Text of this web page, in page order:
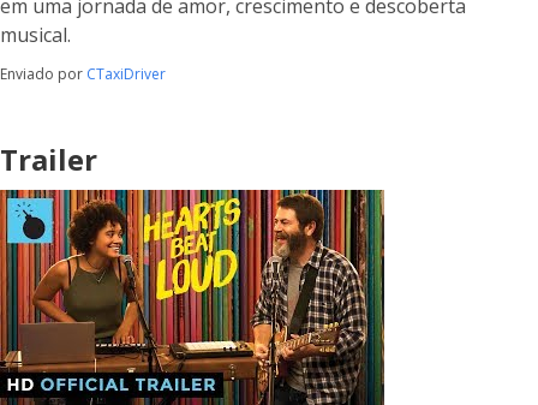
em uma jornada de amor, crescimento e descoberta
musical.
Enviado por CTaxiDriver
Trailer